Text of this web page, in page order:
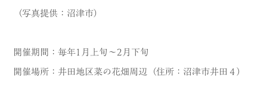
体験
MODEL COURSE
（写真提供：沼津市）
開催期間：毎年1月上旬～2月下旬
開催場所：井田地区菜の花畑周辺（住所：沼津市井田４）